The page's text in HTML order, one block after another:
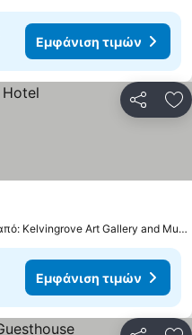
Εμφάνιση τιμών
0.9 χλμ. από: Kelvingrove Art Gallery and Museum
Εμφάνιση τιμών